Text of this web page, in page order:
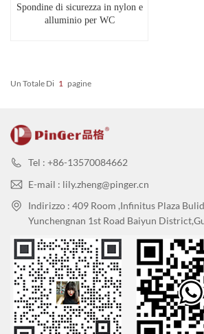
Spondine di sicurezza in nylon e
alluminio per WC
Un Totale Di 1 Pagine
Tel : +86-13570084662
E-mail : lily.zheng@pinger.cn
Indirizzo : 409 Room ,Infinitus Plaza
Yunchengnan 1st Road Baiyun